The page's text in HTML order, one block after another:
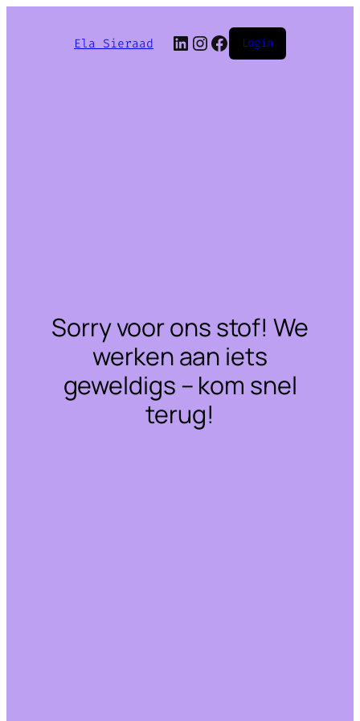
Ela Sieraad LinkedIn
Instagram
Facebook
Login
Sorry voor ons stof! We
werken aan iets
geweldigs – kom snel
terug!